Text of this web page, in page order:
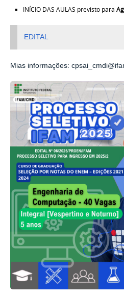
INÍCIO DAS AULAS previsto para
EDITAL
Mias informações: